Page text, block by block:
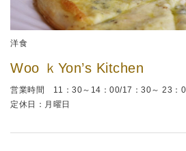
洋食
Woo ｋYon’s Kitchen
営業時間 11：30～14：00/17：30～ 23：
定休日：月曜日